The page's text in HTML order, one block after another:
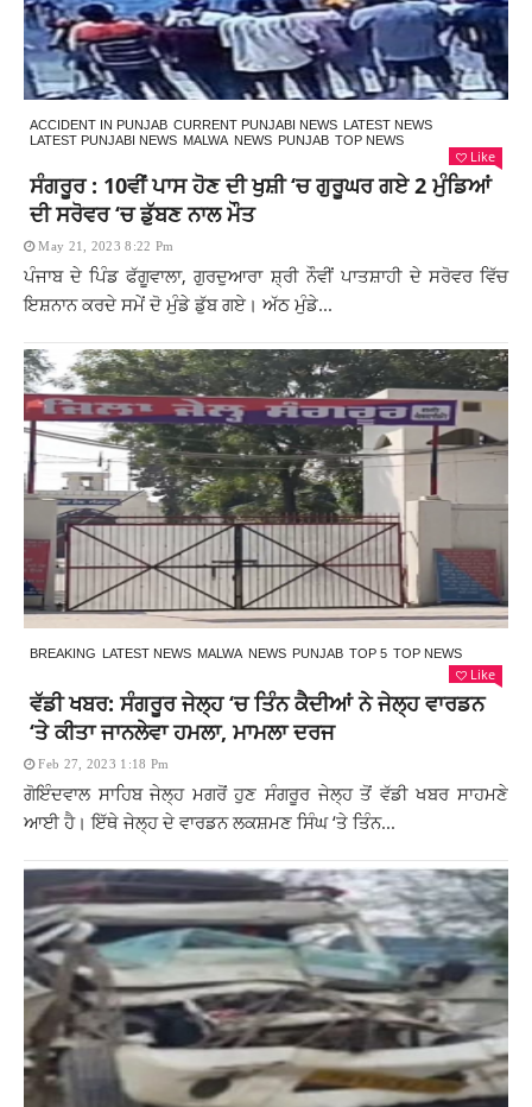
ACCIDENT IN PUNJAB CURRENT PUNJABI NEWS LATEST NEWS
LATEST PUNJABI NEWS MALWA NEWS PUNJAB TOP NEWS
Like
ਸੰਗਰੂਰ : 10ਵੀਂ ਪਾਸ ਹੋਣ ਦੀ ਖੁਸ਼ੀ ‘ਚ ਗੁਰੂਘਰ ਗਏ 2 ਮੁੰਡਿਆਂ
ਦੀ ਸਰੋਵਰ ‘ਚ ਡੁੱਬਣ ਨਾਲ ਮੌਤ
May 21, 2023 8:22 Pm
ਪੰਜਾਬ ਦੇ ਪਿੰਡ ਫੱਗੂਵਾਲਾ, ਗੁਰਦੁਆਰਾ ਸ਼੍ਰੀ ਨੌਵੀਂ ਪਾਤਸ਼ਾਹੀ ਦੇ ਸਰੋਵਰ ਵਿੱਚ
ਇਸ਼ਨਾਨ ਕਰਦੇ ਸਮੇਂ ਦੋ ਮੁੰਡੇ ਡੁੱਬ ਗਏ। ਅੱਠ ਮੁੰਡੇ...
BREAKING LATEST NEWS MALWA NEWS PUNJAB TOP 5 TOP NEWS
Like
ਵੱਡੀ ਖਬਰ: ਸੰਗਰੂਰ ਜੇਲ੍ਹ ‘ਚ ਤਿੰਨ ਕੈਦੀਆਂ ਨੇ ਜੇਲ੍ਹ ਵਾਰਡਨ
‘ਤੇ ਕੀਤਾ ਜਾਨਲੇਵਾ ਹਮਲਾ, ਮਾਮਲਾ ਦਰਜ
Feb 27, 2023 1:18 Pm
ਗੋਇੰਦਵਾਲ ਸਾਹਿਬ ਜੇਲ੍ਹ ਮਗਰੋਂ ਹੁਣ ਸੰਗਰੂਰ ਜੇਲ੍ਹ ਤੋਂ ਵੱਡੀ ਖਬਰ ਸਾਹਮਣੇ
ਆਈ ਹੈ। ਇੱਥੇ ਜੇਲ੍ਹ ਦੇ ਵਾਰਡਨ ਲਕਸ਼ਮਣ ਸਿੰਘ ‘ਤੇ ਤਿੰਨ...